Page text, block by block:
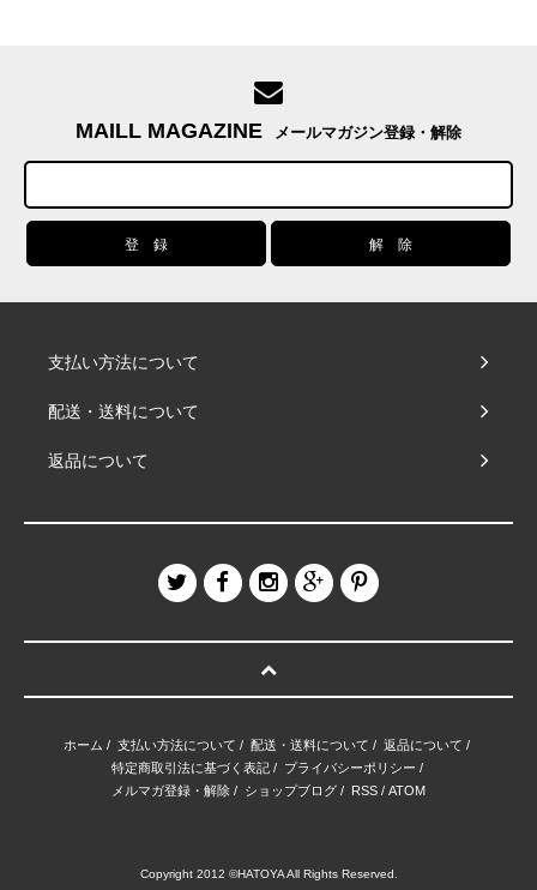
MAILL MAGAZINE メールマガジン登録・解除
支払い方法について
配送・送料について
返品について
ホーム / 支払い方法について / 配送・送料について / 返品について /
特定商取引法に基づく表記/ プライバシーポリシー /
メルマガ登録・解除 / ショップブログ / RSS / ATOM
Copyright 2012 ©HATOYA All Rights Reserved.